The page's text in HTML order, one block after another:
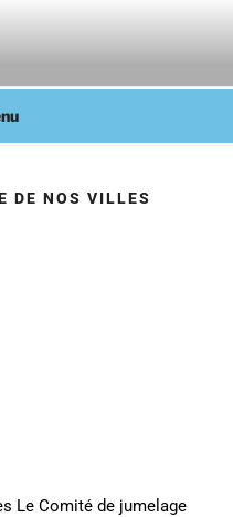
DE
DE NOS VILLES
Le Comité de jumelage